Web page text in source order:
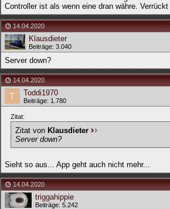
Controller ist als wenn eine dran währe. Verrückt
14.04.2020
Klausdieter
Beiträge: 3.040
Server down?
14.04.2020
Toddi1970
Beiträge: 1.780
Zitat:
Zitat von Klausdieter
Server down?
Sieht so aus... App geht auch nicht mehr...
14.04.2020
triggahippie
Beiträge: 5.242